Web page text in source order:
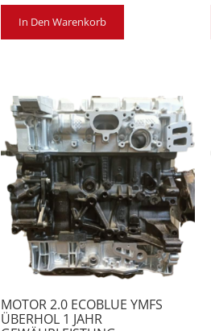
In Den Warenkorb
MOTOR 2.0 ECOBLUE YMFS
ÜBERHOL 1 JAHR